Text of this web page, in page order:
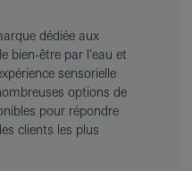
dédiée aux
bien-être par l'eau et
sensorielle
options de
pour répondre
clients les plus